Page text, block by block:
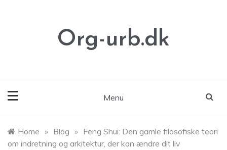
Org-urb.dk
Menu
Home » Blog » Feng Shui: Den gamle filosofiske teori
om indretning og arkitektur, der kan ændre dit liv